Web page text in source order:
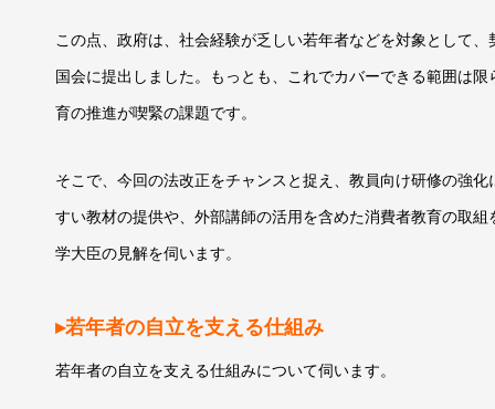
この点、政府は、社会経験が乏しい若年者などを対象として
国会に提出しました。もっとも、これでカバーできる範囲は
育の推進が喫緊の課題です。
そこで、今回の法改正をチャンスと捉え、教員向け研修の強
すい教材の提供や、外部講師の活用を含めた消費者教育の取
学大臣の見解を伺います。
▸若年者の自立を支える仕組み
若年者の自立を支える仕組みについて伺います。